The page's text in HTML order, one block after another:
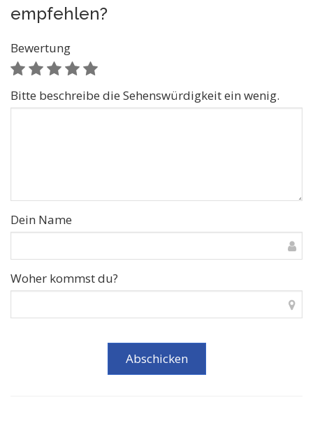
empfehlen?
Bewertung
Bitte beschreibe die Sehenswürdigkeit ein wenig.
Dein Name
Woher kommst du?